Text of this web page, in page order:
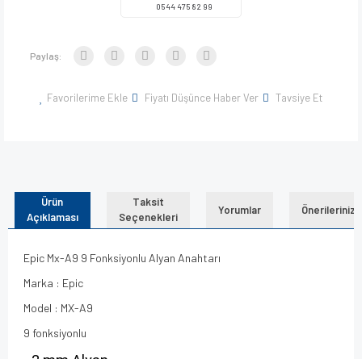
0544 475 82 99
Paylaş:
Favorilerime Ekle Fiyatı Düşünce Haber Ver Tavsiye Et
Ürün
Açıklaması
Taksit
Seçenekleri
Yorumlar Önerileriniz
Epic Mx-A9 9 Fonksiyonlu Alyan Anahtarı
Marka : Epic
Model : MX-A9
9 fonksiyonlu